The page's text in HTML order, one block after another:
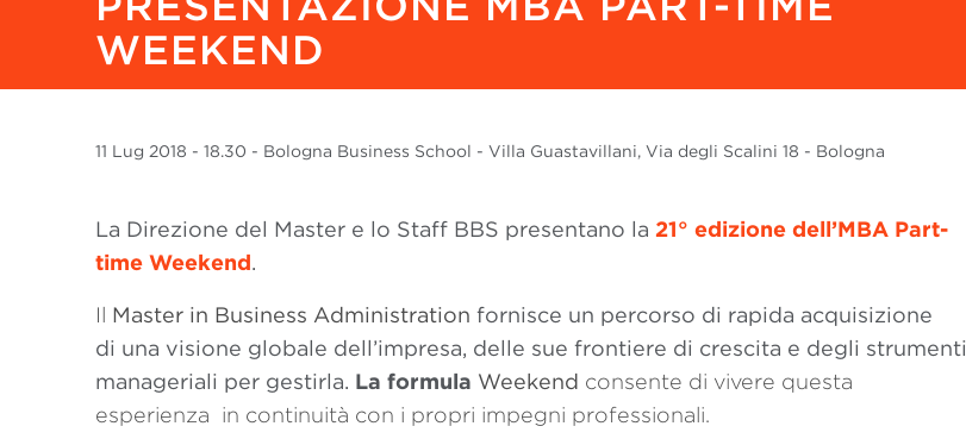
WEEKEND
11 Lug 2018 - 18.30 - Bologna Business School - Villa Guastavillani, Via degli Scalini 18 - Bologna
La Direzione del Master e lo Staff BBS presentano la 21° edizione dell’MBA Part-
time Weekend.
Il Master in Business Administration fornisce un percorso di rapida acquisizione
di una visione globale dell’impresa, delle sue frontiere di crescita e degli strumenti
manageriali per gestirla. La formula Weekend consente di vivere questa
esperienza in continuità con i propri impegni professionali.